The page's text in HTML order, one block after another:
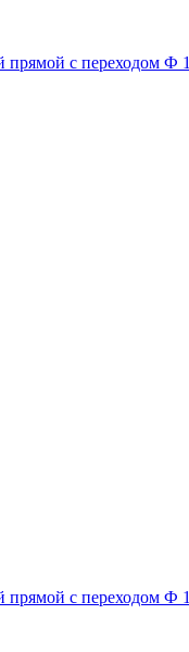
прямой с переходом Ф
прямой с переходом Ф